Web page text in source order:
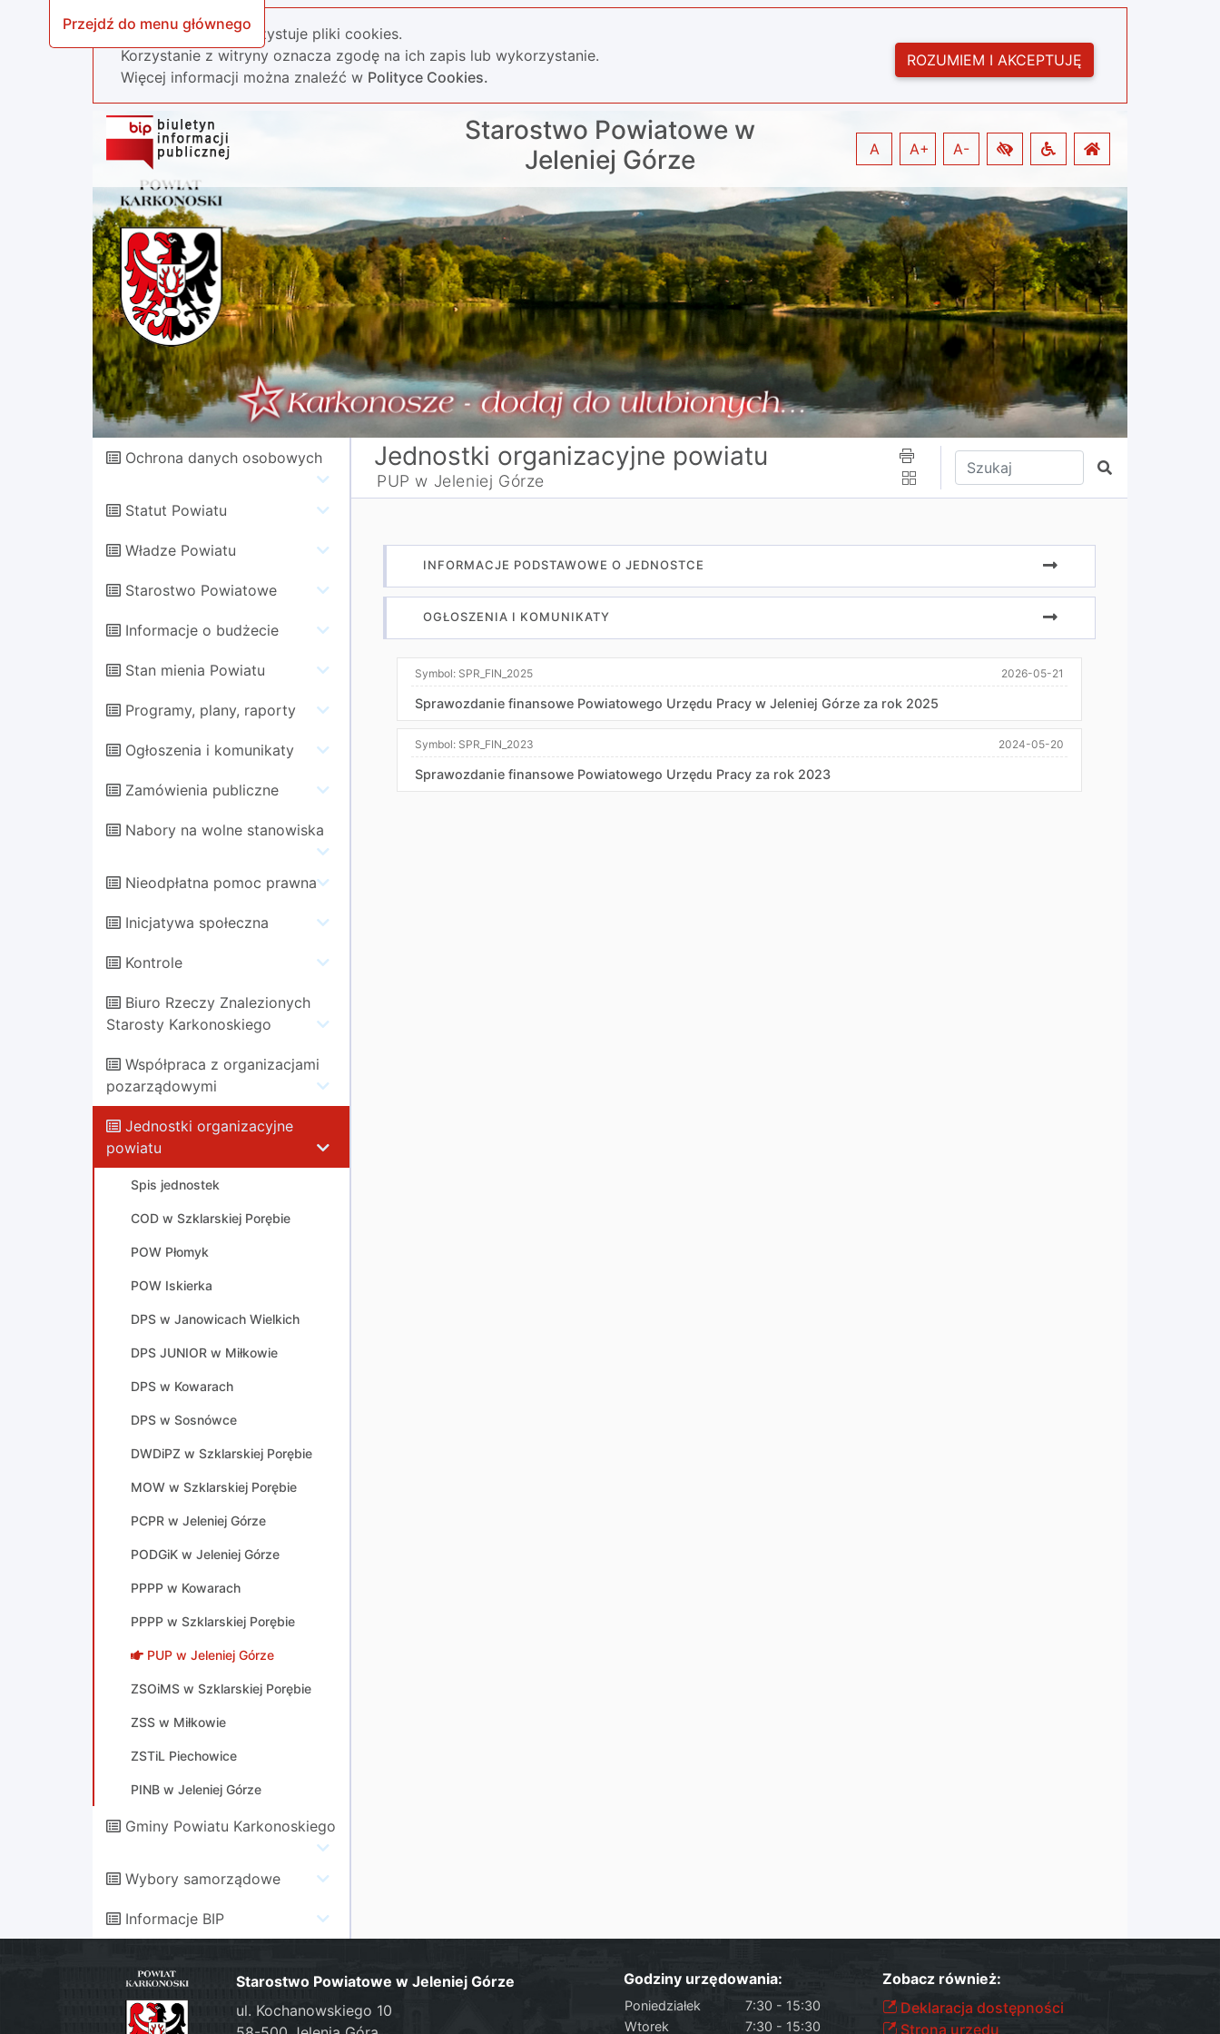
Przejdź do menu głównego
Nasza strona wykorzystuje pliki cookies.
Korzystanie z witryny oznacza zgodę na ich zapis lub wykorzystanie.
Więcej informacji można znaleźć w Polityce Cookies.
ROZUMIEM I AKCEPTUJĘ
Starostwo Powiatowe w
Jeleniej Górze
A A+ A-
Ochrona danych osobowych
Statut Powiatu
Władze Powiatu
Starostwo Powiatowe
Informacje o budżecie
Stan mienia Powiatu
Programy, plany, raporty
Ogłoszenia i komunikaty
Zamówienia publiczne
Nabory na wolne stanowiska
Nieodpłatna pomoc prawna
Inicjatywa społeczna
Kontrole
Biuro Rzeczy Znalezionych
Starosty Karkonoskiego
Współpraca z organizacjami
pozarządowymi
Jednostki organizacyjne
powiatu
Spis jednostek
COD w Szklarskiej Porębie
POW Płomyk
POW Iskierka
DPS w Janowicach Wielkich
DPS JUNIOR w Miłkowie
DPS w Kowarach
DPS w Sosnówce
DWDiPZ w Szklarskiej Porębie
MOW w Szklarskiej Porębie
PCPR w Jeleniej Górze
PODGiK w Jeleniej Górze
PPPP w Kowarach
PPPP w Szklarskiej Porębie
PUP w Jeleniej Górze
ZSOiMS w Szklarskiej Porębie
ZSS w Miłkowie
ZSTiL Piechowice
PINB w Jeleniej Górze
Gminy Powiatu Karkonoskiego
Wybory samorządowe
Informacje BIP
Jednostki organizacyjne powiatu
PUP w Jeleniej Górze
Wpisz tekst do wyszukania
Szukaj
INFORMACJE PODSTAWOWE O JEDNOSTCE
OGŁOSZENIA I KOMUNIKATY
Symbol: SPR_FIN_2025 2026-05-21
Sprawozdanie finansowe Powiatowego Urzędu Pracy w Jeleniej Górze za rok 2025
Symbol: SPR_FIN_2023 2024-05-20
Sprawozdanie finansowe Powiatowego Urzędu Pracy za rok 2023
Starostwo Powiatowe w Jeleniej Górze
ul. Kochanowskiego 10
Godziny urzędowania:
Poniedziałek
7:30 - 15:30
Wtorek
7:30 - 15:30
Zobacz również:
Deklaracja dostępności
Strona urzędu